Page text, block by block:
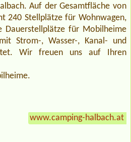
Auf der Gesamtfläche von
240 Stellplätze für Wohnwagen,
Dauerstellplätze für Mobilheime
Strom-, Wasser-, Kanal- und
Wir freuen uns auf Ihren
www.camping-halbach.at